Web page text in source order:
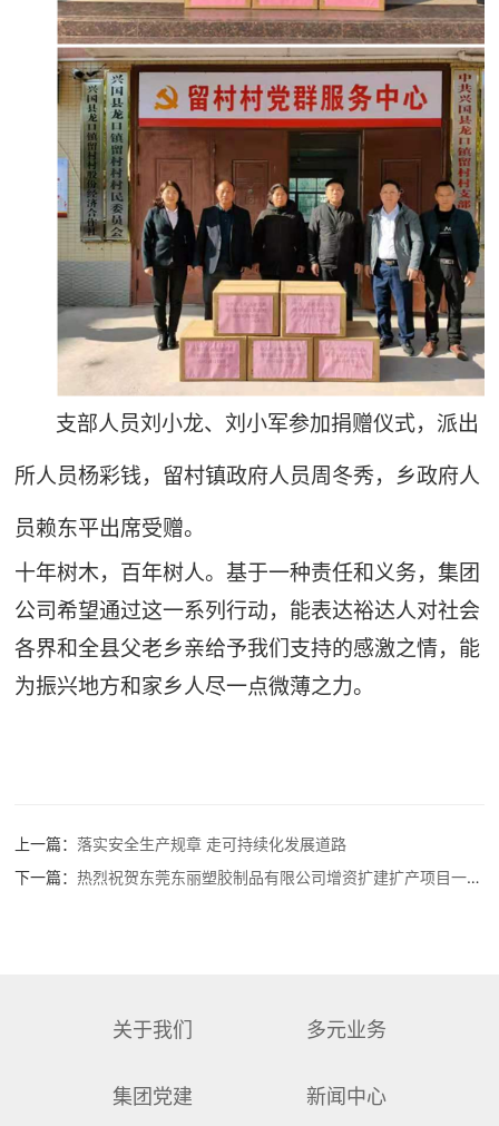
支部人员刘小龙、刘小军参加捐赠仪式，派出
所人员杨彩钱，留村镇政府人员周冬秀，乡政府人
员赖东平出席受赠。
十年树木，百年树人。基于一种责任和义务，集团
公司希望通过这一系列行动，能表达裕达人对社会
各界和全县父老乡亲给予我们支持的感激之情，能
为振兴地方和家乡人尽一点微薄之力。
上一篇：落实安全生产规章 走可持续化发展道路
下一篇：热烈祝贺东莞东丽塑胶制品有限公司增资扩建扩产项目一期工程奠基仪式隆重举行
关于我们 多元业务
集团党建 新闻中心